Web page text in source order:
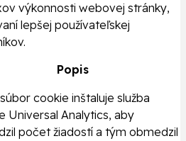
výkonnosti webovej stránky,
lepšej používateľskej
Popis
cookie inštaluje služba
Universal Analytics, aby
počet žiadostí a tým obmedzil